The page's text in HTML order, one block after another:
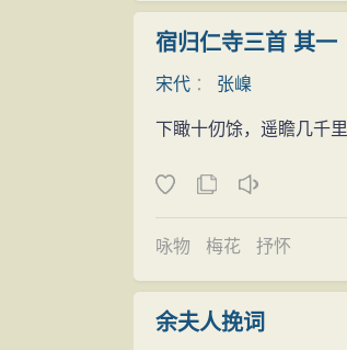
宿归仁寺三首 其一
宋代 ： 张嵲
下瞰十仞馀，遥瞻几千
咏物 梅花 抒怀
余夫人挽词